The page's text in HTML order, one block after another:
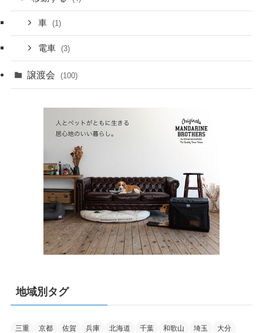
車 (1)
電車 (3)
譲渡会 (100)
地域別タグ
三重 京都 佐賀 兵庫 北海道 千葉 和歌山 埼玉
大分